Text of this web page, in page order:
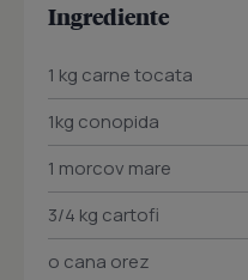
Ingrediente
1 kg carne tocata
1kg conopida
1 morcov mare
3/4 kg cartofi
o cana orez